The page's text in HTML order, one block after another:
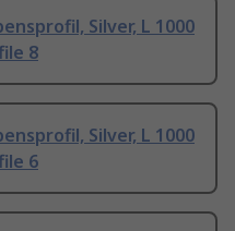
Silver, L 1000
8
Silver, L 1000
6